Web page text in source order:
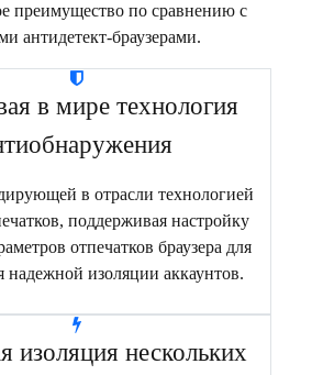
преимущество по сравнению с
антидетект-браузерами.
в мире технология
в отрасли технологией
поддерживая настройку
отпечатков браузера для
надежной изоляции аккаунтов.
изоляция нескольких